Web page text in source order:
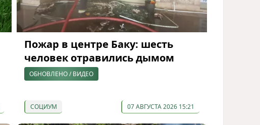
Пожар в центре Баку: шесть
человек отравились дымом
ОБНОВЛЕНО / ВИДЕО
СОЦИУМ 07 АВГУСТА 2026 15:21